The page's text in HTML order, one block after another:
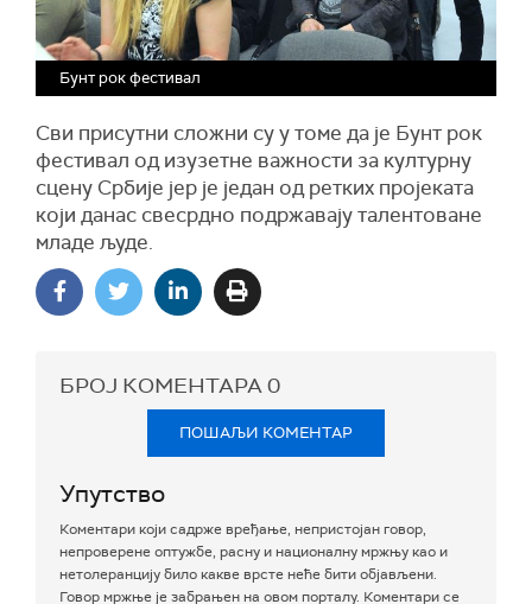
Бунт рок фестивал
Сви присутни сложни су у томе да је Бунт рок
фестивал од изузетне важности за културну
сцену Србије јер је један од ретких пројеката
који данас свесрдно подржавају талентоване
младе људе.
БРОЈ КОМЕНТАРА0
ПОШАЉИ КОМЕНТАР
Упутство
Коментари који садрже вређање, непристојан говор,
непроверене оптужбе, расну и националну мржњу као и
нетолеранцију било какве врсте неће бити објављени.
Говор мржње је забрањен на овом порталу. Коментари се